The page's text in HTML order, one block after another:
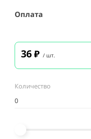
Оплата
36₽ / шт.
Количество